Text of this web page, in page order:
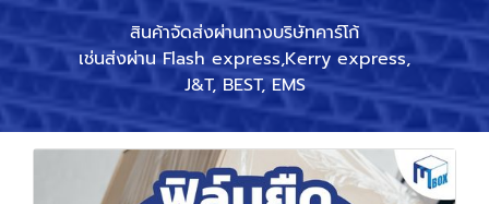
สินค้าจัดส่งผ่านทางบริษัทคาร์โก้
เช่นส่งผ่าน Flash express,Kerry express,
J&T, BEST, EMS